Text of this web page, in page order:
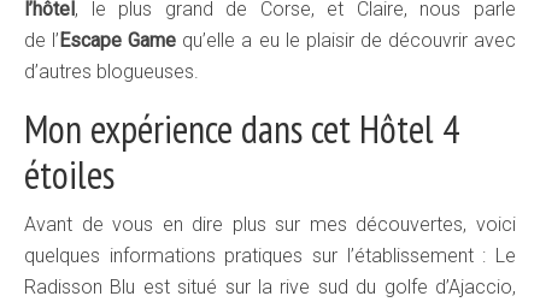
l’hôtel , le plus grand de Corse, et Claire, nous parle
de l’ Escape Game qu’elle a eu le plaisir de découvrir avec
d’autres blogueuses.
Mon expérience dans cet Hôtel 4
étoiles
Avant de vous en dire plus sur mes découvertes, voici
quelques informations pratiques sur l’établissement : Le
Radisson Blu est situé sur la rive sud du golfe d’Ajaccio,